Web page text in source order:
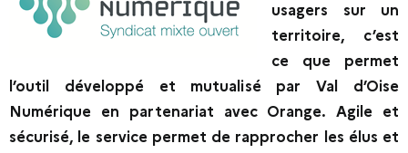
usagers sur un
territoire, c’est
ce que permet
l’outil développé et mutualisé par Val d’Oise
Numérique en partenariat avec Orange. Agile et
sécurisé, le service permet de rapprocher les élus et